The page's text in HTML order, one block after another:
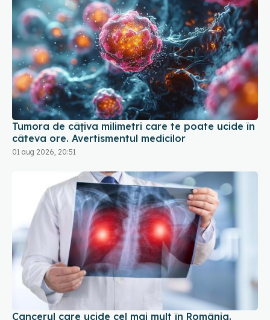
Tumora de câțiva milimetri care te poate ucide în
câteva ore. Avertismentul medicilor
01 aug 2026, 20:51
Cancerul care ucide cel mai mult în România.
Testul simplu care poate salva vieți înainte să
apară simptomele cancerului pulmonar
01 aug 2026, 13:29